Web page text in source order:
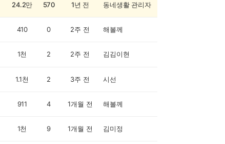
24.2만 570 1년 전 동네생활 관리자
410 0 2주 전 해볼께
1천 2 2주 전 김김이현
1.1천 2 3주 전 시선
911 4 1개월 전 해볼께
1천 9 1개월 전 김미정